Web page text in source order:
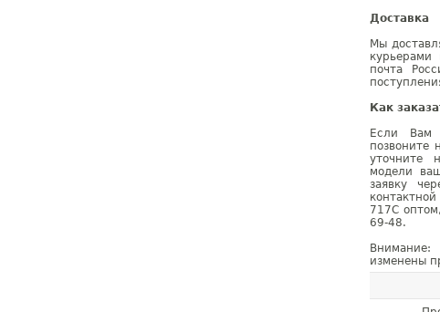
Доставка
Мы
курьерами
почта
Как
Если Вам
позвоните
уточните
модели
заявку
717C
69-48.
Внимание:
изменены